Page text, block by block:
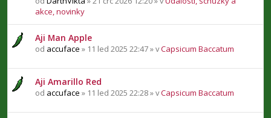
akce, novinky
Aji Man Apple
od accuface » 11 led 2025 22:47 » vCapsicum Baccatum
Aji Amarillo Red
od accuface » 11 led 2025 22:28 » vCapsicum Baccatum